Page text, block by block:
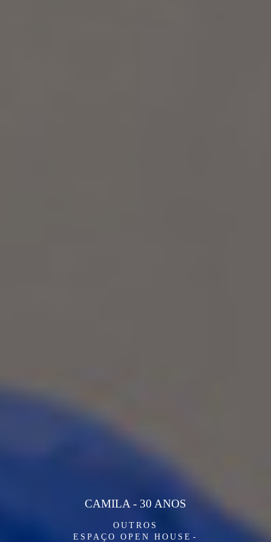
OUTROS
ESPAÇO OPEN HOUSE
CAMILA - 30 ANOS